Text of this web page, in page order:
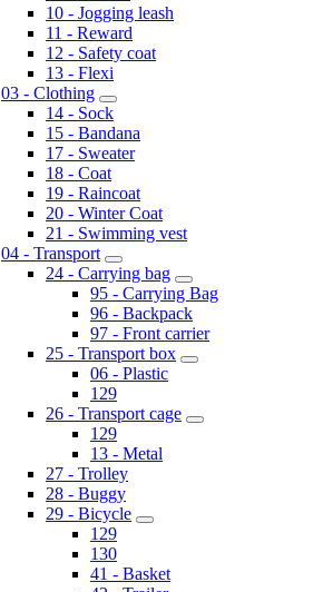
10 - Jogging leash
11 - Reward
12 - Safety coat
13 - Flexi
03 - Clothing
14 - Sock
15 - Bandana
17 - Sweater
18 - Coat
19 - Raincoat
20 - Winter Coat
21 - Swimming vest
04 - Transport
24 - Carrying bag
95 - Carrying Bag
96 - Backpack
97 - Front carrier
25 - Transport box
06 - Plastic
129
26 - Transport cage
129
13 - Metal
27 - Trolley
28 - Buggy
29 - Bicycle
129
130
41 - Basket